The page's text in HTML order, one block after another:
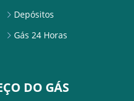
Depósitos
Gás 24 Horas
DO GÁS